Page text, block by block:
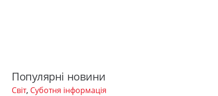
Популярні новини
Світ, Суботня інформація